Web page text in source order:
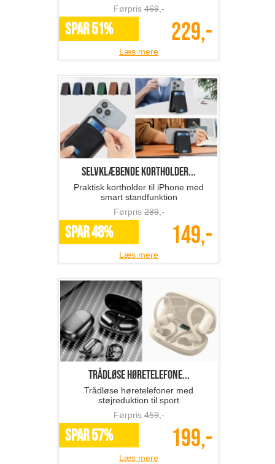
Førpris469,-
SPAR 51% 229,-
Læs mere
Selvklæbende kortholder...
Praktisk kortholder til iPhone med
smart standfunktion
Førpris289,-
SPAR 48% 149,-
Læs mere
Trådløse høretelefone...
Trådløse høretelefoner med
støjreduktion til sport
Førpris459,-
SPAR 57% 199,-
Læs mere